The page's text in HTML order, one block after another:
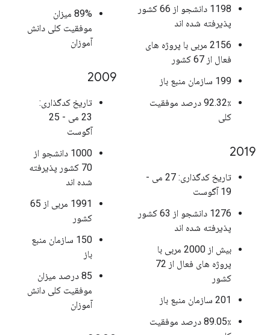
1198 دانشجو از 66 کشور
پذیرفته شده اند
2156 مربی با پروژه های
فعال از 67 کشور
199 سازمان منبع باز
92.32٪ درصد موفقیت
کلی
2019
تاریخ کدگذاری: 27 می -
19 آگوست
1276 دانشجو از 63 کشور
پذیرفته شده اند
بیش از 2000 مربی با
پروژه های فعال از 72
کشور
201 سازمان منبع باز
89.05٪ درصد موفقیت
89% میزان
موفقیت کلی دانش
آموزان
2009
تاریخ کدگذاری:
23 می - 25
آگوست
1000 دانشجو از
70 کشور پذیرفته
شده اند
1991 مربی از 65
کشور
150 سازمان منبع
باز
85 درصد میزان
موفقیت کلی دانش
آموزان